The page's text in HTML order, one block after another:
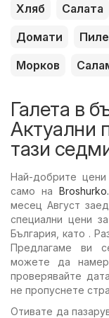
Хляб Салата
Домати
Пиле
Морков
Галета в
Актуални
тази
Най-добрите
само на
месец Август
специални цени
България, като .
Предлагаме ви
можете да
проверявайте
не пропуснете
Отивате да